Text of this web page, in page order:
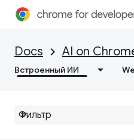
Docs AI on
Встроенный ИИ